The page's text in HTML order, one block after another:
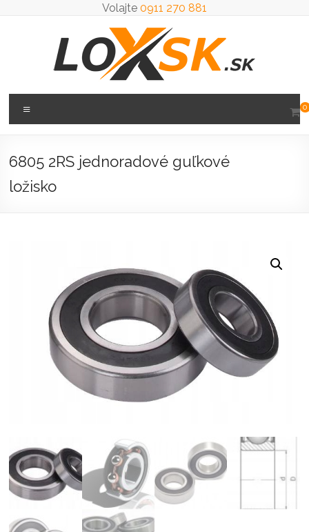
Volajte 0911 270 881
Loxsk
predaj
0
6805 2RS jednoradové guľkové
ložisko